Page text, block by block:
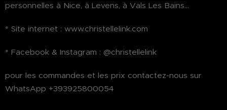
personnelles à Nice, à Levens, à Vals Les Bains…
* Site internet : www.christellelink.com
* Facebook & Instagram : @christellelink
pour les commandes et les prix contactez-nous sur
WhatsApp +393925800054